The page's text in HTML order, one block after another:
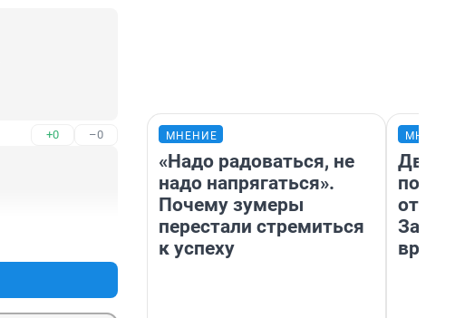
+0 –0 МНЕНИЕ
«Надо радоваться, не
надо напрягаться».
Почему зумеры
перестали стремиться
к успеху
Два
от